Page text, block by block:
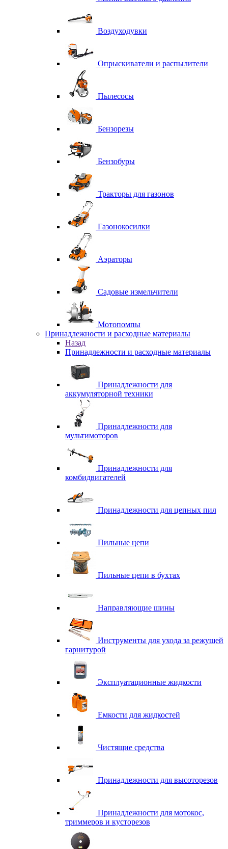
Воздуходувки
Опрыскиватели и распылители
Пылесосы
Бензорезы
Бензобуры
Тракторы для газонов
Газонокосилки
Аэраторы
Садовые измельчители
Мотопомпы
Принадлежности и расходные материалы
Назад
Принадлежности и расходные материалы
Принадлежности для
аккумуляторной техники
Принадлежности для
мультимоторов
Принадлежности для
комбидвигателей
Принадлежности для цепных пил
Пильные цепи
Пильные цепи в бухтах
Направляющие шины
Инструменты для ухода за режущей
гарнитурой
Эксплуатационные жидкости
Емкости для жидкостей
Чистящие средства
Принадлежности для высоторезов
Принадлежности для мотокос,
триммеров и кусторезов